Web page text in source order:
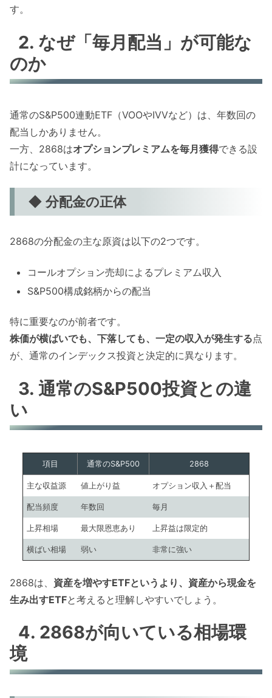
す。
2. なぜ「毎月配当」が可能な
のか
通常のS&P500連動ETF（VOOやIVVなど）は、年数回の
配当しかありません。
一方、2868はオプションプレミアムを毎月獲得できる設
計になっています。
◆ 分配金の正体
2868の分配金の主な原資は以下の2つです。
コールオプション売却によるプレミアム収入
S&P500構成銘柄からの配当
特に重要なのが前者です。
株価が横ばいでも、下落しても、一定の収入が発生する点
が、通常のインデックス投資と決定的に異なります。
3. 通常のS&P500投資との違
い
項目 通常のS&P500 2868
主な収益源 値上がり益 オプション収入＋配当
配当頻度 年数回 毎月
上昇相場 最大限恩恵あり 上昇益は限定的
横ばい相場 弱い 非常に強い
2868は、 資産を増やすETFというより、資産から現金を
生み出すETFと考えると理解しやすいでしょう。
4. 2868が向いている相場環
境